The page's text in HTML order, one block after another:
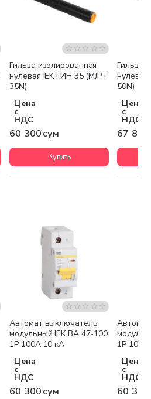
Гильза изолированная
нулевая IEK ГИН 35 (MJPT
35N)
Цена
с
НДС
60 300 сум
Купить
Гильза
нулевая
50N)
Цена
с
НДС
67 800
Автомат выключатель
модульный IEK ВА 47-100
1P 100А 10 кА
Цена
с
НДС
60 300 сум
1P 10А
Цена
с
НДС
60 300